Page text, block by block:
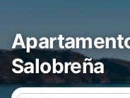
Salobreña